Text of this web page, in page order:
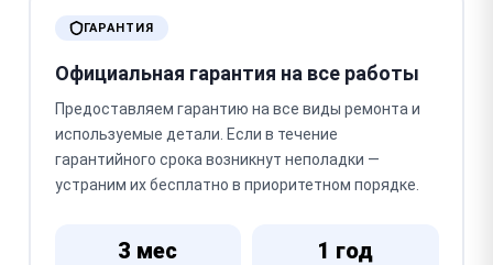
ГАРАНТИЯ
Официальная гарантия на все работы
Предоставляем гарантию на все виды ремонта и
используемые детали. Если в течение
гарантийного срока возникнут неполадки —
устраним их бесплатно в приоритетном порядке.
3 мес 1 год